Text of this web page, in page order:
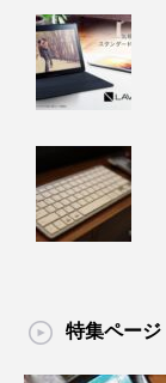
特集ページ